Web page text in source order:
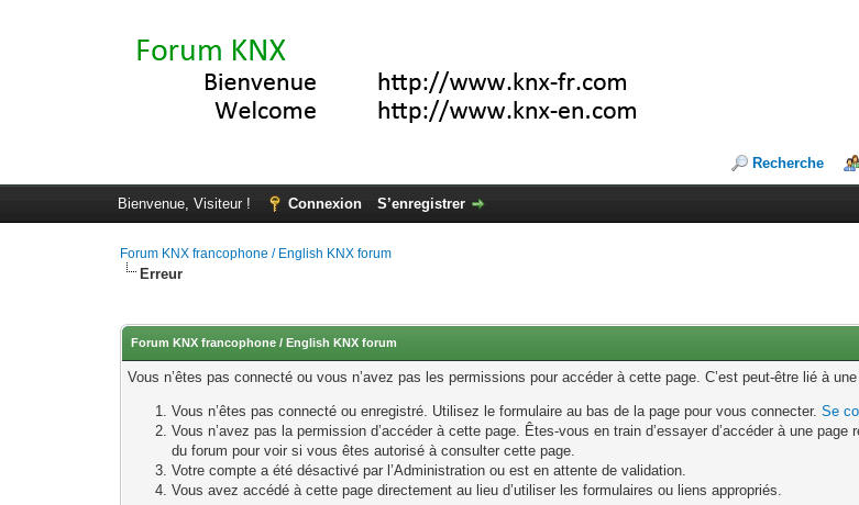
Recherche
Bienvenue, Visiteur ! Connexion S’enregistrer
Forum KNX francophone / English KNX forum
Erreur
Forum KNX francophone / English KNX forum
Vous n’êtes pas connecté ou vous n’avez pas les permissions pour accéder à cette page. C’est peut-être lié à
Vous n’êtes pas connecté ou enregistré. Utilisez le formulaire au bas de la page pour vous connecter.Se
Vous n’avez pas la permission d’accéder à cette page. Êtes-vous en train d’essayer d’accéder à une
du forum pour voir si vous êtes autorisé à consulter cette page.
Votre compte a été désactivé par l’Administration ou est en attente de validation.
Vous avez accédé à cette page directement au lieu d’utiliser les formulaires ou liens appropriés.